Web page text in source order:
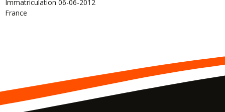
Immatriculation 06-06-2012
France